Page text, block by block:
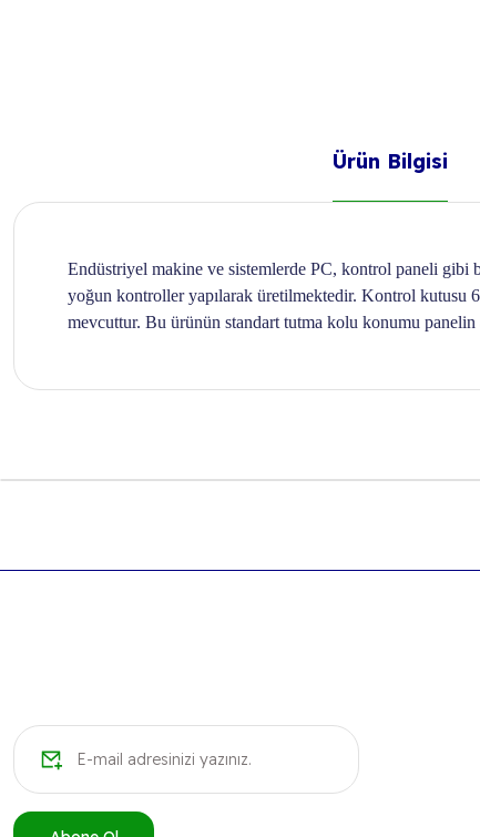
Ürün Bilgisi
Endüstriyel makine ve sistemlerde PC, kontrol paneli gibi
yoğun kontroller yapılarak üretilmektedir. Kontrol kutusu
mevcuttur. Bu ürünün standart tutma kolu konumu
Görüş ve önerileriniz için teşekkür ederiz.